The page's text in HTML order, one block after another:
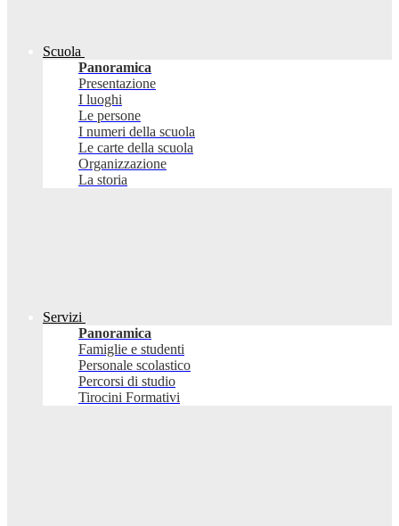
Scuola
Panoramica
Presentazione
I luoghi
Le persone
I numeri della scuola
Le carte della scuola
Organizzazione
La storia
Servizi
Panoramica
Famiglie e studenti
Personale scolastico
Percorsi di studio
Tirocini Formativi